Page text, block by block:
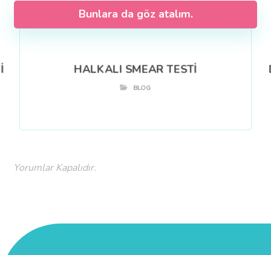
Bunlara da göz atalım.
HALKALI SMEAR TESTİ
BLOG
Yorumlar Kapalıdır.